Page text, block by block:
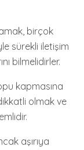
birçok
sürekli iletişim
bilmelidirler.
kapmasına
olmak ve
aşırıya